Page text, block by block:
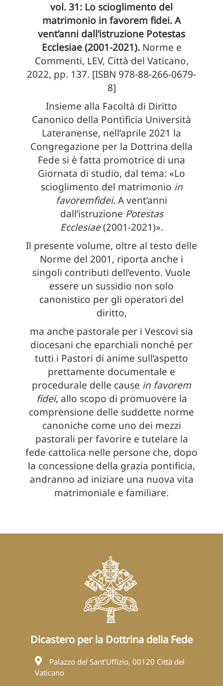
vol. 31: Lo scioglimento del
matrimonio in favorem fidei. A
vent’anni dall’istruzione Potestas
Ecclesiae (2001-2021). Norme e
Commenti, LEV, Città del Vaticano,
2022, pp. 137. [ISBN 978-88-266-0679-
8]
Insieme alla Facoltà di Diritto
Canonico della Pontificia Università
Lateranense, nell’aprile 2021 la
Congregazione per la Dottrina della
Fede si è fatta promotrice di una
Giornata di studio, dal tema: «Lo
scioglimento del matrimonio in
favoremfidei. A vent’anni
dall’istruzione Potestas
Ecclesiae(2001-2021)».
Il presente volume, oltre al testo delle
Norme del 2001, riporta anche i
singoli contributi dell’evento. Vuole
essere un sussidio non solo
canonistico per gli operatori del
diritto,
ma anche pastorale per i Vescovi sia
diocesani che eparchiali nonché per
tutti i Pastori di anime sull’aspetto
prettamente documentale e
procedurale delle cause in favorem
fidei, allo scopo di promuovere la
comprensione delle suddette norme
canoniche come uno dei mezzi
pastorali per favorire e tutelare la
fede cattolica nelle persone che, dopo
la concessione della grazia pontificia,
andranno ad iniziare una nuova vita
matrimoniale e familiare.
Dicastero per la Dottrina della Fede
Palazzo del Sant’Uffizio, 00120 Città del
Vaticano